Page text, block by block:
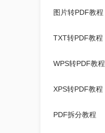
图片转PDF教程
TXT转PDF教程
WPS转PDF教程
XPS转PDF教程
PDF拆分教程